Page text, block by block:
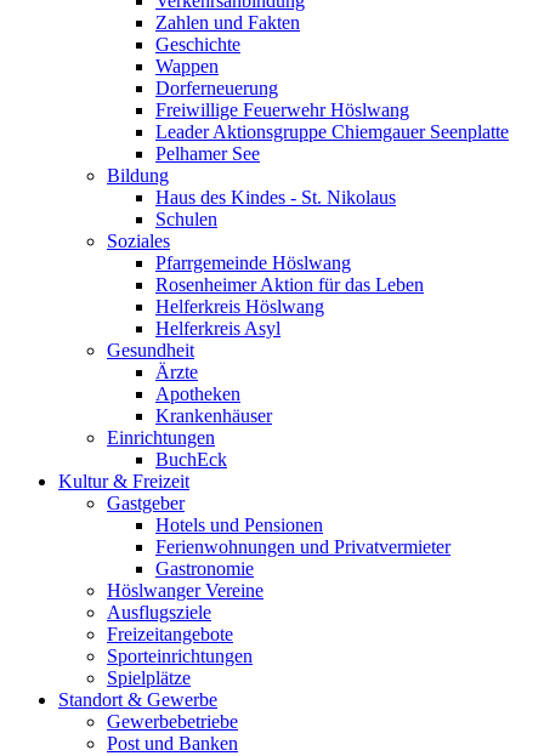
Zahlen und Fakten
Geschichte
Wappen
Dorferneuerung
Freiwillige Feuerwehr Höslwang
Leader Aktionsgruppe Chiemgauer Seenplatte
Pelhamer See
Bildung
Haus des Kindes - St. Nikolaus
Schulen
Soziales
Pfarrgemeinde Höslwang
Rosenheimer Aktion für das Leben
Helferkreis Höslwang
Helferkreis Asyl
Gesundheit
Ärzte
Apotheken
Krankenhäuser
Einrichtungen
BuchEck
Kultur & Freizeit
Gastgeber
Hotels und Pensionen
Ferienwohnungen und Privatvermieter
Gastronomie
Höslwanger Vereine
Ausflugsziele
Freizeitangebote
Sporteinrichtungen
Spielplätze
Standort & Gewerbe
Gewerbebetriebe
Post und Banken